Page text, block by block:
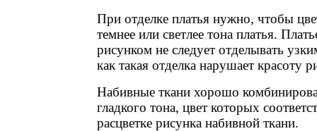
При отделке платья нужно, чтобы
темнее или светлее тона платья.
рисунком не следует отделывать
как такая отделка нарушает красоту
Набивные ткани хорошо
гладкого тона, цвет которых
расцветке рисунка набивной ткани.